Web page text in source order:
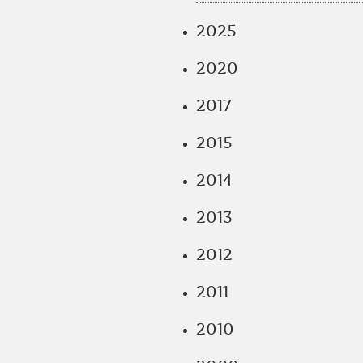
2025
2020
2017
2015
2014
2013
2012
2011
2010